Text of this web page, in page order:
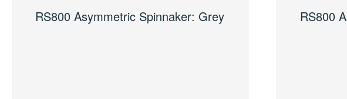
RS800 Asymmetric Spinnaker: Grey
RS800